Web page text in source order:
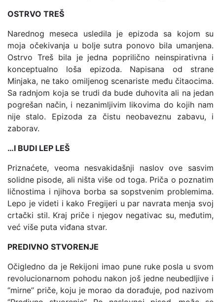
OSTRVO TREŠ
Narednog meseca usledila je epizoda sa kojom su
moja očekivanja u bolje sutra ponovo bila umanjena.
Ostrvo Treš bila je jedna poprilično neinspirativna i
konceptualno loša epizoda. Napisana od strane
Minjaka, ne tako omiljenog scenariste među čitaocima.
Sa radnjom koja se trudi da bude duhovita ali na jedan
pogrešan način, i nezanimljivim likovima do kojih nam
nije stalo. Epizoda za čistu neobaveznu zabavu, i
zaborav.
…I BUDI LEP LEŠ
Priznaćete, veoma nesvakidašnji naslov ove sasvim
solidne pisode, ali ništa više od toga. Priča o poznatim
ličnostima i njihova borba sa sopstvenim problemima.
Lepo je videti i kako Fregijeri u par navrata menja svoj
crtački stil. Kraj priče i njegov negativac su, međutim,
već više puta viđana stvar.
PREDIVNO STVORENJE
Očigledno da je Rekijoni imao pune ruke posla u svom
revolucionarnom pohodu nakon još jedne neubedljive i
‘’mirne’’ priče, koju je morao da dorađuje, pod nazivom